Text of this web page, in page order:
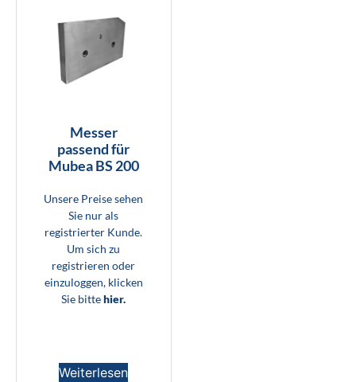
Messer
passend für
Mubea BS 200
Unsere Preise sehen
Sie nur als
registrierter Kunde.
Um sich zu
registrieren oder
einzuloggen, klicken
Sie bittehier.
Weiterlesen